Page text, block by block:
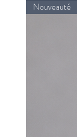
Nouveauté